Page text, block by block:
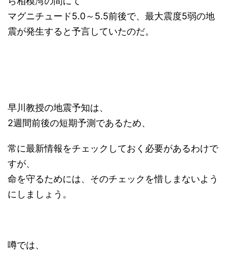
マグニチュード5.0～5.5前後で、最大震度5弱の地
震が発生すると予言していたのだ。
早川教授の地震予知は、
2週間前後の短期予測であるため、
常に最新情報をチェックしておく必要があるわけで
すが、
命を守るためには、そのチェックを惜しまないよう
にしましょう。
噂では、